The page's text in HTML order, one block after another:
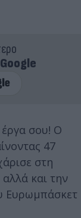
Google
σου! Ο
47
στη
και την
Ευρωμπάσκετ